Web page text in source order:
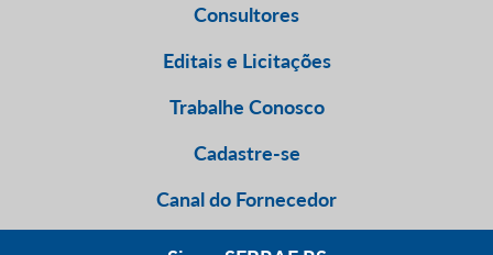
Consultores
Editais e Licitações
Trabalhe Conosco
Cadastre-se
Canal do Fornecedor